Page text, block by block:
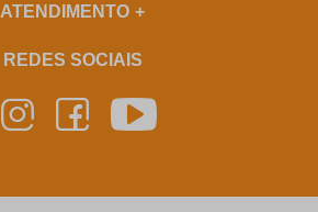
ATENDIMENTO
REDES SOCIAIS